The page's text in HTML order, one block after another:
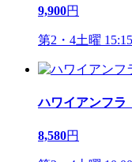
9,900円
第2・4土曜
ハワイアンフラ
8,580円